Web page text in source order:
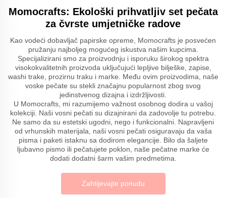
Momocrafts: Ekološki prihvatljiv set pečata
za čvrste umjetničke radove
Kao vodeći dobavljač papirske opreme, Momocrafts je posvećen
pružanju najboljeg mogućeg iskustva našim kupcima.
Specijalizirani smo za proizvodnju i isporuku širokog spektra
visokokvalitetnih proizvoda uključujući lepljive bilješke, zapise,
washi trake, prozirnu traku i marke. Među ovim proizvodima, naše
voske pečate su stekli značajnu popularnost zbog svog
jedinstvenog dizajna i izdržljivosti.
U Momocrafts, mi razumijemo važnost osobnog dodira u vašoj
kolekciji. Naši vosni pečati su dizajnirani da zadovolje tu potrebu.
Ne samo da su estetski ugodni, nego i funkcionalni. Napravljeni
od vrhunskih materijala, naši vosni pečati osiguravaju da vaša
pisma i paketi istaknu sa dodirom elegancije. Bilo da šaljete
ljubavno pismo ili pečatujete poklon, naše pečatne marke će
dodati dodatni šarm vašim predmetima.
Zahtijevajte ponudu